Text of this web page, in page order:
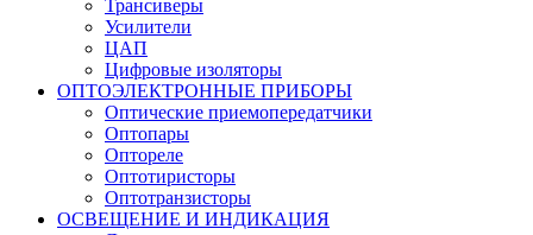
Трансиверы
Усилители
ЦАП
Цифровые изоляторы
ОПТОЭЛЕКТРОННЫЕ ПРИБОРЫ
Оптические приемопередатчики
Оптопары
Оптореле
Оптотиристоры
Оптотранзисторы
ОСВЕЩЕНИЕ И ИНДИКАЦИЯ